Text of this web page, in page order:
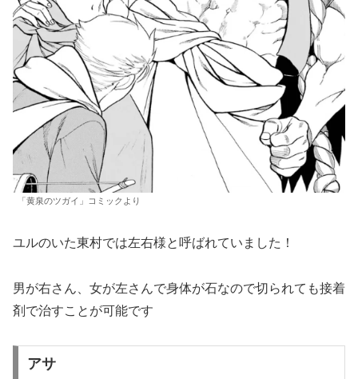
「黄泉のツガイ」コミックより
ユルのいた東村では左右様と呼ばれていました！
男が右さん、女が左さんで身体が石なので切られても接着
剤で治すことが可能です
アサ